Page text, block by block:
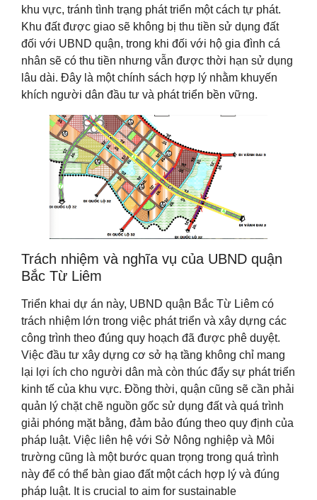
khu vực, tránh tình trạng phát triển một cách tự phát.
Khu đất được giao sẽ không bị thu tiền sử dụng đất
đối với UBND quận, trong khi đối với hộ gia đình cá
nhân sẽ có thu tiền nhưng vẫn được thời hạn sử dụng
lâu dài. Đây là một chính sách hợp lý nhằm khuyến
khích người dân đầu tư và phát triển bền vững.
Trách nhiệm và nghĩa vụ của UBND quận
Bắc Từ Liêm
Triển khai dự án này, UBND quận Bắc Từ Liêm có
trách nhiệm lớn trong việc phát triển và xây dựng các
công trình theo đúng quy hoạch đã được phê duyệt.
Việc đầu tư xây dựng cơ sở hạ tầng không chỉ mang
lại lợi ích cho người dân mà còn thúc đẩy sự phát triển
kinh tế của khu vực. Đồng thời, quận cũng sẽ cần phải
quản lý chặt chẽ nguồn gốc sử dụng đất và quá trình
giải phóng mặt bằng, đảm bảo đúng theo quy định của
pháp luật. Việc liên hệ với Sở Nông nghiệp và Môi
trường cũng là một bước quan trọng trong quá trình
này để có thể bàn giao đất một cách hợp lý và đúng
pháp luật. It is crucial to aim for sustainable